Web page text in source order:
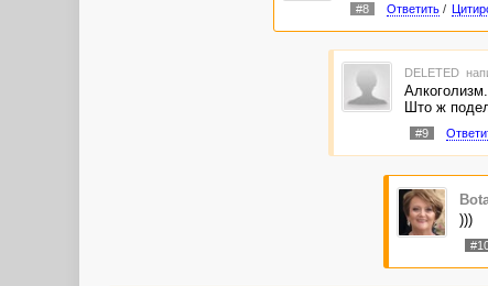
#8 Ответить/
DELETED
Алкоголизм.
Што ж
#9
)))